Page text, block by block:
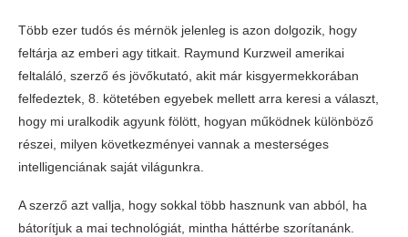
Több ezer tudós és mérnök jelenleg is azon dolgozik, hogy
feltárja az emberi agy titkait. Raymund Kurzweil amerikai
feltaláló, szerző és jövőkutató, akit már kisgyermekkorában
felfedeztek, 8. kötetében egyebek mellett arra keresi a választ,
hogy mi uralkodik agyunk fölött, hogyan működnek különböző
részei, milyen következményei vannak a mesterséges
intelligenciának saját világunkra.
A szerző azt vallja, hogy sokkal több hasznunk van abból, ha
bátorítjuk a mai technológiát, mintha háttérbe szorítanánk.